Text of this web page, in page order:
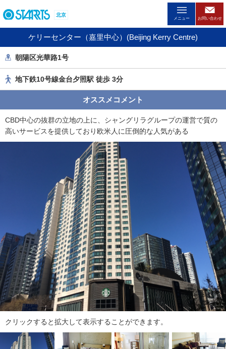
ー
ジ
移
す
め
の
情
報
に
移
動
し
ま
。
北京
メニュー お問い合わせ
ケリーセンター（嘉里中心）(Beijing Kerry Centre)
朝陽区光華路1号
地下鉄10号線金台夕照駅 徒歩 3分
オススメコメント
CBD中心の抜群の立地の上に、シャングリラグループの運営で質の
高いサービスを提供しており欧米人に圧倒的な人気がある
クリックすると拡大して表示することができます。